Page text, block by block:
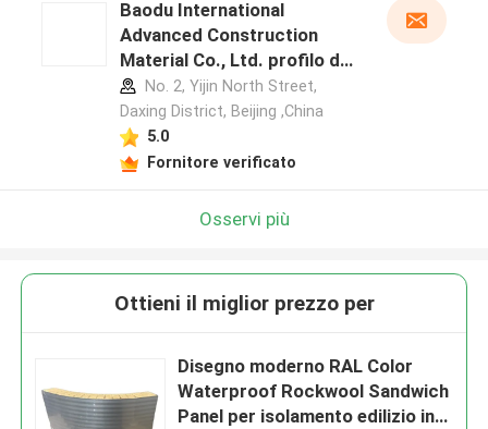
Baodu International
Advanced Construction
Material Co., Ltd. profilo del
produttore
No. 2, Yijin North Street,
Daxing District, Beijing ,China
5.0
Fornitore verificato
Osservi più
Ottieni il miglior prezzo per
Disegno moderno RAL Color
Waterproof Rockwool Sandwich
Panel per isolamento edilizio in